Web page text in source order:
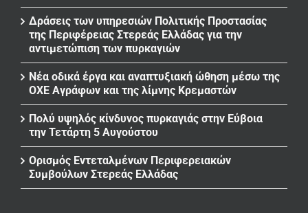
Δράσεις των υπηρεσιών Πολιτικής Προστασίας
της Περιφέρειας Στερεάς Ελλάδας για την
αντιμετώπιση των πυρκαγιών
Νέα οδικά έργα και αναπτυξιακή ώθηση μέσω της
ΟΧΕ Αγράφων και της λίμνης Κρεμαστών
Πολύ υψηλός κίνδυνος πυρκαγιάς στην Εύβοια
την Τετάρτη 5 Αυγούστου
Ορισμός Εντεταλμένων Περιφερειακών
Συμβούλων Στερεάς Ελλάδας